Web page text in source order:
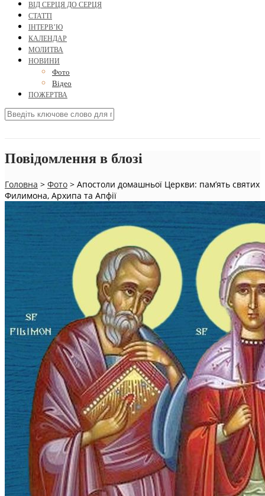
ВІД СЕРЦЯ ДО СЕРЦЯ
СТАТТІ
ІНТЕРВ’Ю
КАЛЕНДАР
МОЛИТВА
НОВИНИ
Фото
Відео
ПОЖЕРТВА
Повідомлення в блозі
Головна > Фото > Апостоли домашньої Церкви: пам’ять святих
Филимона, Архипа та Апфії